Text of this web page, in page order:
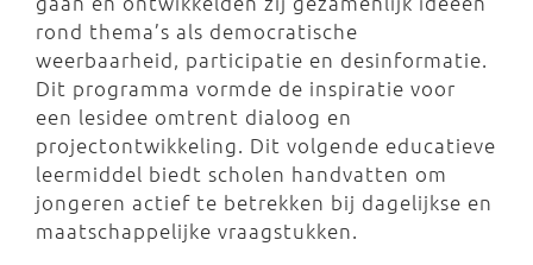
rond thema’s als democratische
weerbaarheid, participatie en desinformatie.
Dit programma vormde de inspiratie voor
een lesidee omtrent dialoog en
projectontwikkeling. Dit volgende educatieve
leermiddel biedt scholen handvatten om
jongeren actief te betrekken bij dagelijkse en
maatschappelijke vraagstukken.